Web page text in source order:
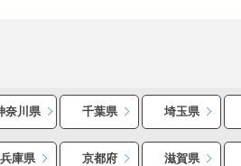
奈川県 千葉県 埼玉県
兵庫県 京都府 滋賀県